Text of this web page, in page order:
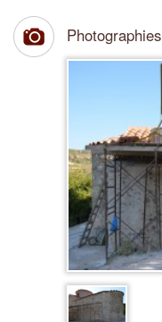
Photographies